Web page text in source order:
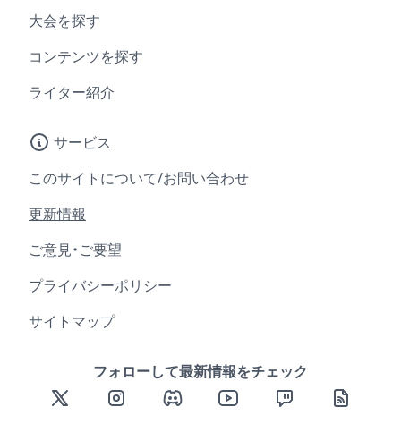
大会を探す
コンテンツを探す
ライター紹介
サービス
このサイトについて/お問い合わせ
更新情報
ご意見・ご要望
プライバシーポリシー
サイトマップ
フォローして最新情報をチェック